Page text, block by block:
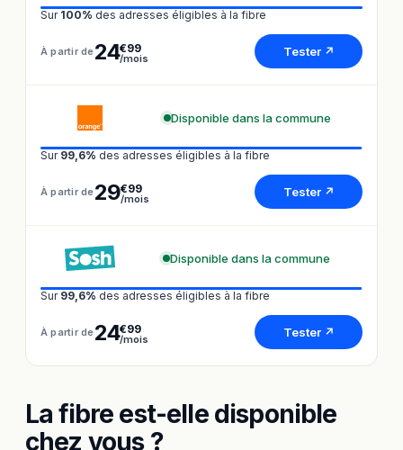
Sur 100% des adresses éligibles à la fibre
À partir de 24€99
/mois Tester ↗
Disponible dans la commune
Sur 99,6% des adresses éligibles à la fibre
À partir de 29€99
/mois Tester ↗
Disponible dans la commune
Sur 99,6% des adresses éligibles à la fibre
À partir de 24€99
/mois Tester ↗
La fibre est-elle disponible
chez vous ?